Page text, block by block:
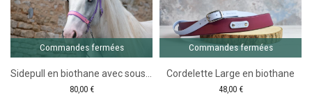
Commandes fermées
80,00 €
Commandes fermées
Cordelette Large en biothane
48,00 €